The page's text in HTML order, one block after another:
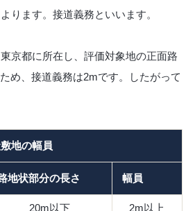
ります。接道義務といいます。
京都に所在し、評価対象地の正面路
め、接道義務は2mです。したがって
地の幅員
地状部分の長さ 幅員
20m以下 2m以上